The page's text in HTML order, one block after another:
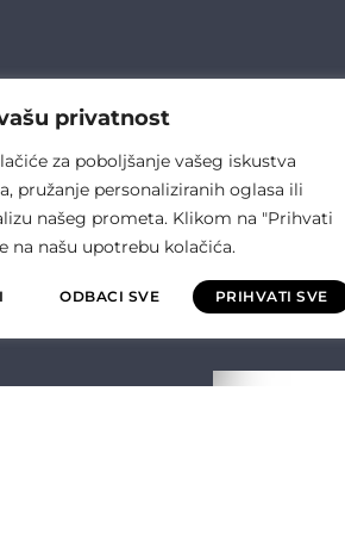
privatnost
za poboljšanje vašeg iskustva
pružanje personaliziranih oglasa ili
našeg prometa. Klikom na "Prihvati
na našu upotrebu kolačića.
ODBACI SVE PRIHVATI SVE